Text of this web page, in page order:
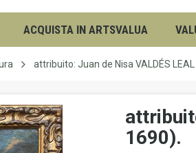
ACQUISTA IN ARTSVALUA
attribuito: Juan de Nisa VALDÉS
1690).